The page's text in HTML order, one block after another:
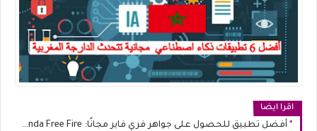
اقرا ايضا
أفضل تطبيق للحصول على جواهر فري فاير مجانًا: Diamonda Free Fire